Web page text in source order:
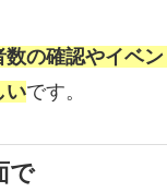
数の確認やイベ
いです。
で